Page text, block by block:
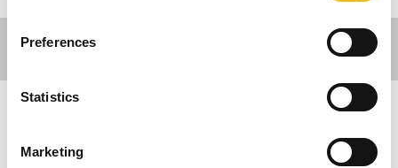
Preferences
Statistics
Marketing
사무환경 분야